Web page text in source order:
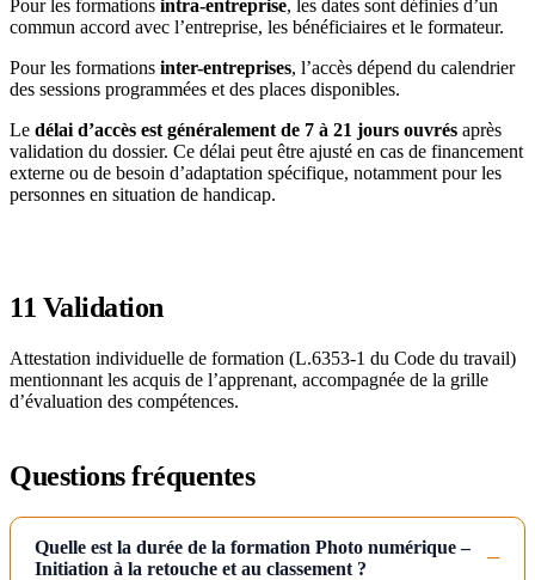
Pour les formations intra-entreprise, les dates sont définies d’un
commun accord avec l’entreprise, les bénéficiaires et le formateur.
Pour les formations inter-entreprises, l’accès dépend du calendrier
des sessions programmées et des places disponibles.
Le délai d’accès est généralement de 7 à 21 jours ouvrés après
validation du dossier. Ce délai peut être ajusté en cas de financement
externe ou de besoin d’adaptation spécifique, notamment pour les
personnes en situation de handicap.
11 Validation
Attestation individuelle de formation (L.6353-1 du Code du travail)
mentionnant les acquis de l’apprenant, accompagnée de la grille
d’évaluation des compétences.
Questions fréquentes
Quelle est la durée de la formation Photo numérique –
Initiation à la retouche et au classement ?